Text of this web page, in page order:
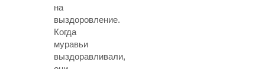
на
выздоровление.
Когда
муравьи
выздоравливали,